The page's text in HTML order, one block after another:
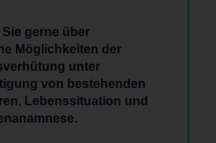
gerne über
Möglichkeiten der
unter
von bestehenden
Lebenssituation und